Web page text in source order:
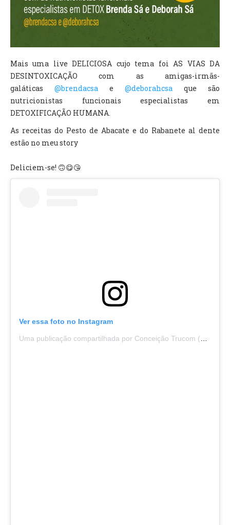
TV DE BEM COM A NATUREZA
FALE CONOSCO
Mais uma live DELICIOSA cujo tema foi AS VIAS DA
DESINTOXICAÇÃO com as amigas-irmãs-
galáticas @brendacsa e @deborahcsa que são
nutricionistas funcionais especialistas em
DETOXIFICAÇÃO HUMANA.
As receitas do Pesto de Abacate e do Rabanete al dente
estão no meu story
Deliciem-se! 🙃😋😘
Ver essa foto no Instagram